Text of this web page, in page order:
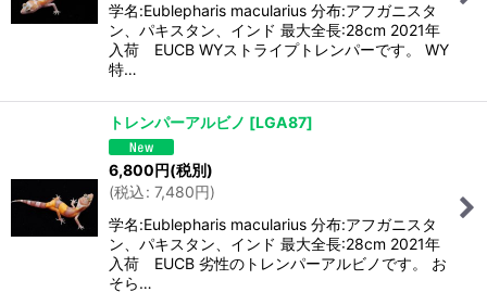
学名:Eublepharis macularius 分布:アフガニスタ
ン、パキスタン、インド 最大全長:28cm 2021年
入荷 EUCB WYストライプトレンパーです。 WY
特…
トレンパーアルビノ [LGA87]
6,800円(税別)
(税込: 7,480円)
学名:Eublepharis macularius 分布:アフガニスタ
ン、パキスタン、インド 最大全長:28cm 2021年
入荷 EUCB 劣性のトレンパーアルビノです。 お
そら…